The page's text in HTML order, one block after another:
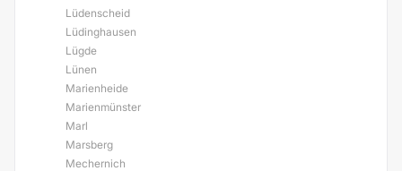
Lüdenscheid
Lüdinghausen
Lügde
Lünen
Marienheide
Marienmünster
Marl
Marsberg
Mechernich